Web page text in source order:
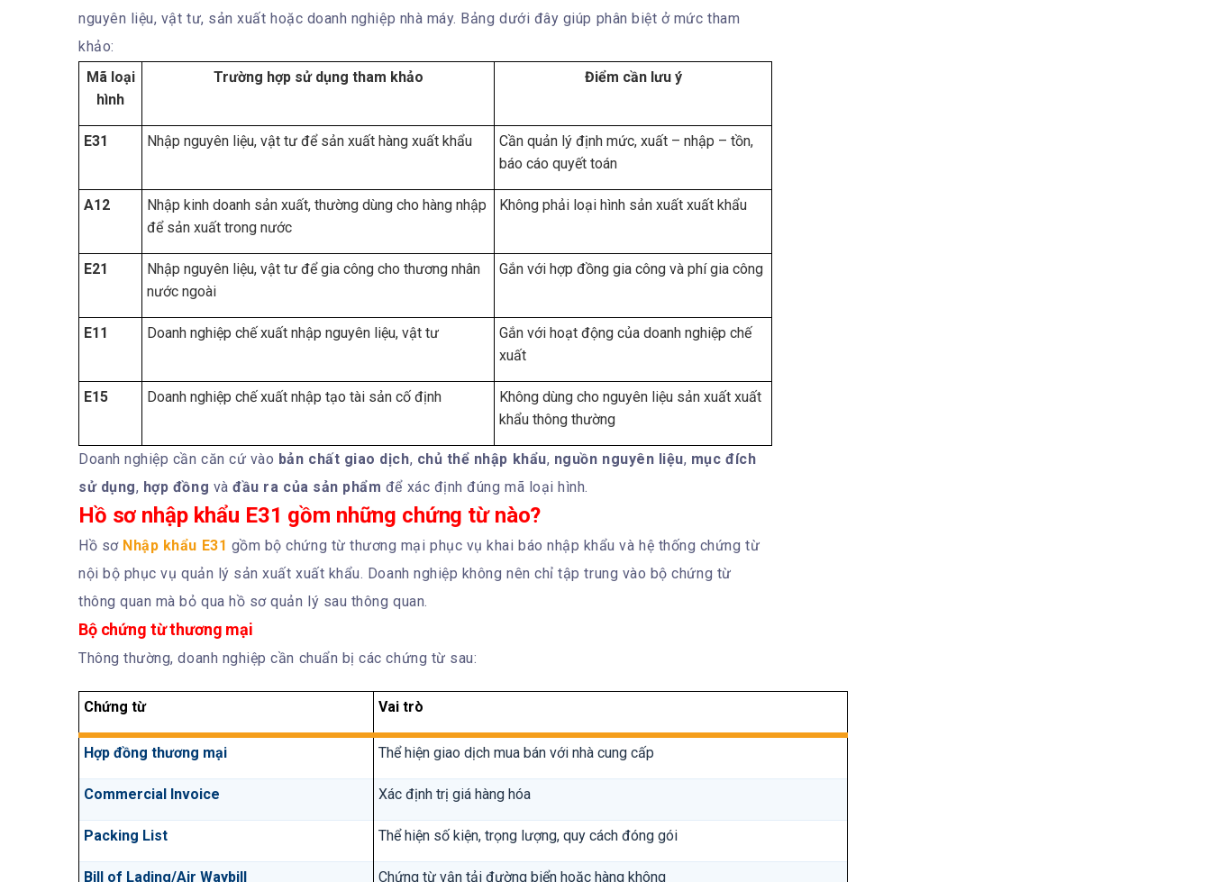
nguyên liệu, vật tư, sản xuất hoặc doanh nghiệp nhà máy. Bảng dưới đây giúp phân biệt ở mức tham
khảo:
Mã loại
hình
Trường hợp sử dụng tham khảo Điểm cần lưu ý
E31 Nhập nguyên liệu, vật tư để sản xuất hàng xuất khẩu
Cần quản lý định mức, xuất – nhập – tồn,
báo cáo quyết toán
A12
Nhập kinh doanh sản xuất, thường dùng cho hàng nhập
để sản xuất trong nước
Không phải loại hình sản xuất xuất khẩu
E21
Nhập nguyên liệu, vật tư để gia công cho thương nhân
nước ngoài
Gắn với hợp đồng gia công và phí gia công
E11 Doanh nghiệp chế xuất nhập nguyên liệu, vật tư
Gắn với hoạt động của doanh nghiệp chế
xuất
E15 Doanh nghiệp chế xuất nhập tạo tài sản cố định
Không dùng cho nguyên liệu sản xuất xuất
khẩu thông thường
Doanh nghiệp cần căn cứ vào bản chất giao dịch, chủ thể nhập khẩu, nguồn nguyên liệu, mục đích
sử dụng, hợp đồng vàđầu ra của sản phẩm để xác định đúng mã loại hình.
Hồ sơ nhập khẩu E31 gồm những chứng từ nào?
Hồ sơ Nhập khẩu E31 gồm bộ chứng từ thương mại phục vụ khai báo nhập khẩu và hệ thống chứng từ
nội bộ phục vụ quản lý sản xuất xuất khẩu. Doanh nghiệp không nên chỉ tập trung vào bộ chứng từ
thông quan mà bỏ qua hồ sơ quản lý sau thông quan.
Bộ chứng từ thương mại
Thông thường, doanh nghiệp cần chuẩn bị các chứng từ sau:
Chứng từ Vai trò
Hợp đồng thương mại Thể hiện giao dịch mua bán với nhà cung cấp
Commercial Invoice Xác định trị giá hàng hóa
Packing List Thể hiện số kiện, trọng lượng, quy cách đóng gói
Bill of Lading/Air Waybill Chứng từ vận tải đường biển hoặc hàng không